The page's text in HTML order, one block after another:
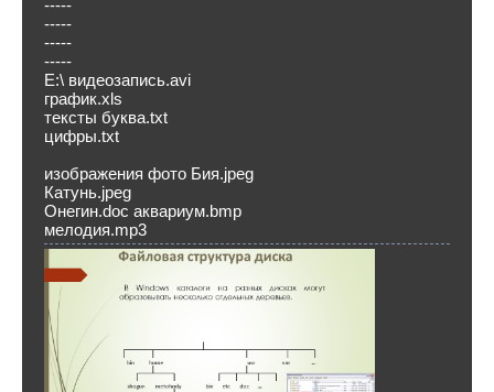
-----
-----
-----
-----
E:\ видеозапись.avi
график.xls
тексты буква.txt
цифры.txt
изображения фото Бия.jpeg
Катунь.jpeg
Онегин.doc аквариум.bmp
мелодия.mp3